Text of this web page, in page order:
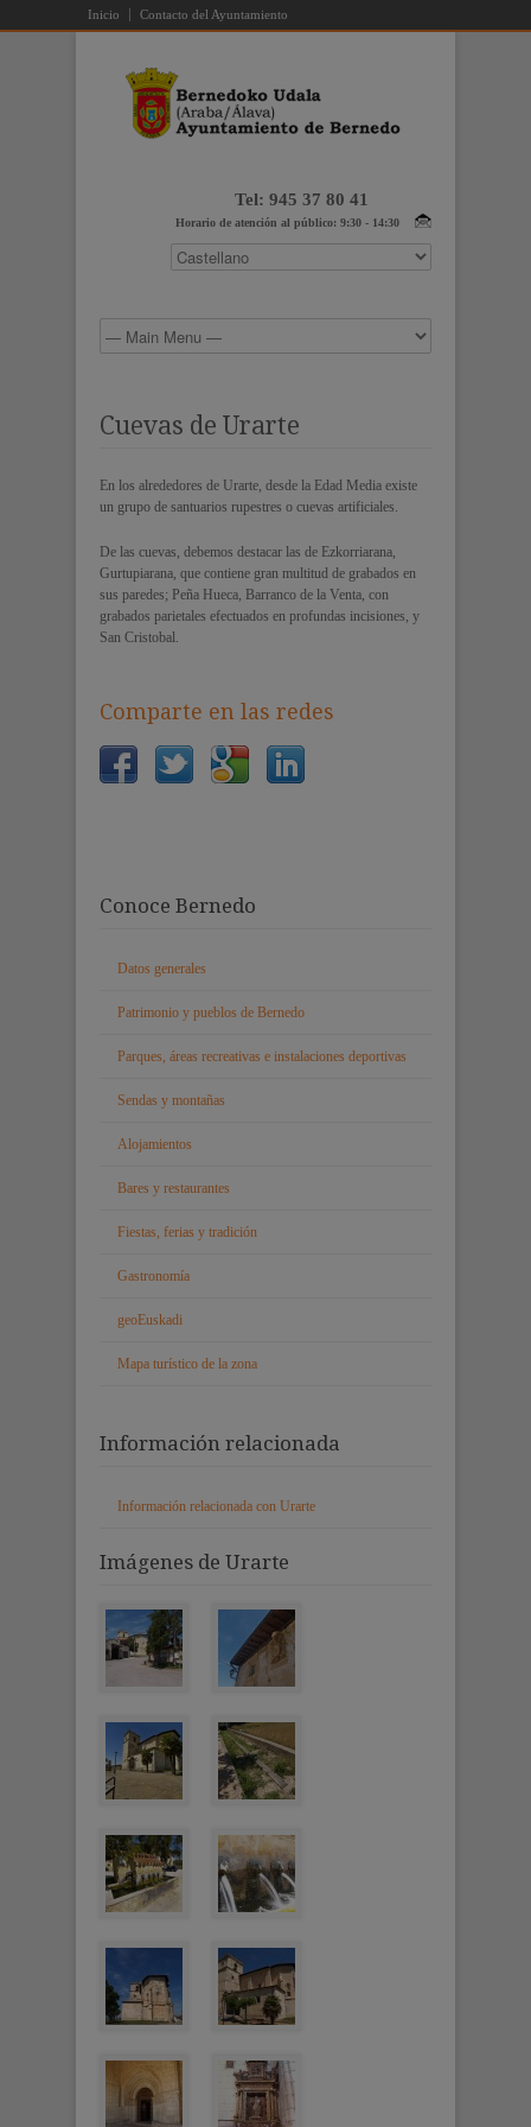
Inicio Contacto del Ayuntamiento
Tel: 945 37 80 41
Horario de atención al público: 9:30 - 14:30
Cuevas de Urarte
En los alrededores de Urarte, desde la Edad Media existe
un grupo de santuarios rupestres o cuevas artificiales.
De las cuevas, debemos destacar las de Ezkorriarana,
Gurtupiarana, que contiene gran multitud de grabados en
sus paredes; Peña Hueca, Barranco de la Venta, con
grabados parietales efectuados en profundas incisiones, y
San Cristobal.
Comparte en las redes
Conoce Bernedo
Datos generales
Patrimonio y pueblos de Bernedo
Parques, áreas recreativas e instalaciones deportivas
Sendas y montañas
Alojamientos
Bares y restaurantes
Fiestas, ferias y tradición
Gastronomía
geoEuskadi
Mapa turístico de la zona
Información relacionada
Información relacionada con Urarte
Imágenes de Urarte